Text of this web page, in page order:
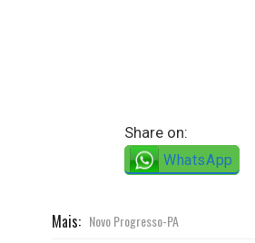
Share on:
WhatsApp
Mais: Novo Progresso-PA